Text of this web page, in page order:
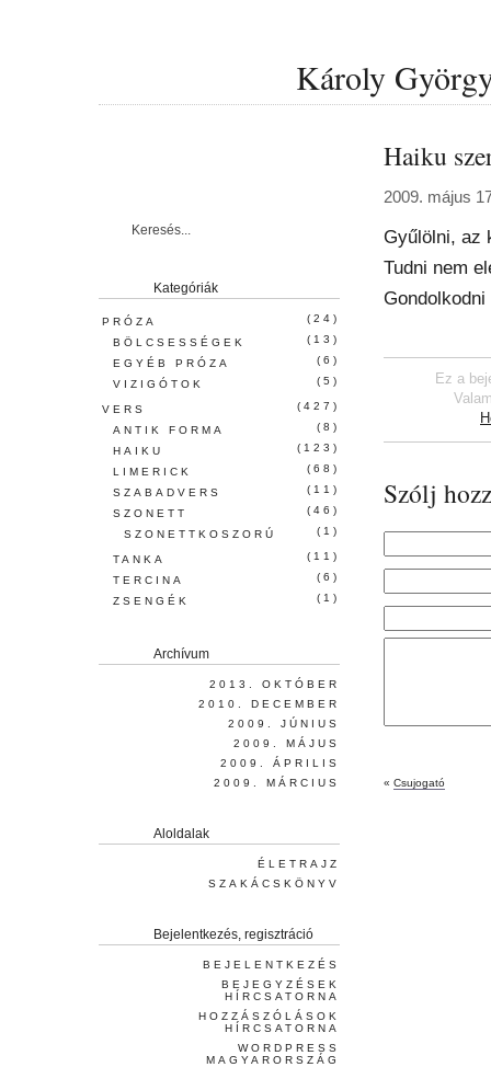
Károly
Haiku
2009. május
Gyűlölni, az
Tudni nem
Gondolkodni
Ez a
Szólj
« Csujogató
Kategóriák
PRÓZA
(24)
BÖLCSESSÉGEK
(13)
EGYÉB PRÓZA
(6)
VIZIGÓTOK
(5)
VERS
(427)
ANTIK FORMA
(8)
HAIKU
(123)
LIMERICK
(68)
SZABADVERS
(11)
SZONETT
(46)
SZONETTKOSZORÚ
(1)
TANKA
(11)
TERCINA
(6)
ZSENGÉK
(1)
Archívum
2013. OKTÓBER
2010. DECEMBER
2009. JÚNIUS
2009. MÁJUS
2009. ÁPRILIS
2009. MÁRCIUS
Aloldalak
ÉLETRAJZ
SZAKÁCSKÖNYV
Bejelentkezés, regisztráció
BEJELENTKEZÉS
BEJEGYZÉSEK
HÍRCSATORNA
HOZZÁSZÓLÁSOK
HÍRCSATORNA
WORDPRESS
MAGYARORSZÁG